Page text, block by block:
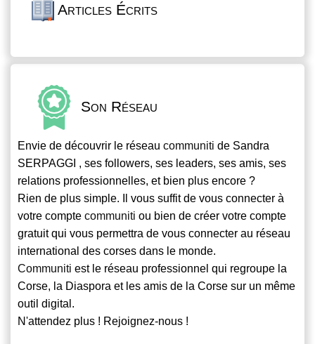
Articles Écrits
Son Réseau
Envie de découvrir le réseau communiti de Sandra
SERPAGGI , ses followers, ses leaders, ses amis, ses
relations professionnelles, et bien plus encore ?
Rien de plus simple. Il vous suffit de vous connecter à
votre compte communiti ou bien de créer votre compte
gratuit qui vous permettra de vous connecter au réseau
international des corses dans le monde.
Communiti est le réseau professionnel qui regroupe la
Corse, la Diaspora et les amis de la Corse sur un même
outil digital.
N'attendez plus ! Rejoignez-nous !